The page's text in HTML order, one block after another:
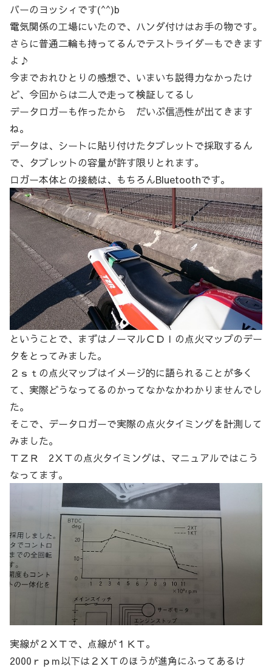
バーのヨッシィです(^^)b
電気関係の工場にいたので、ハンダ付けはお手の物です。
さらに普通二輪も持ってるんでテストライダーもできます
よ♪
今までおれひとりの感想で、いまいち説得力なかったけ
ど、今回からは二人で走って検証してるし
データロガーも作ったから だいぶ信憑性が出てきます
ね。
データは、シートに貼り付けたタブレットで採取するん
で、タブレットの容量が許す限りとれます。
ロガー本体との接続は、もちろんBluetoothです。
ということで、まずはノーマルＣＤＩの点火マップのデー
タをとってみました。
２ｓｔの点火マップはイメージ的に語られることが多く
て、実際どうなってるのかってなかなかわかりませんでし
た。
そこで、データロガーで実際の点火タイミングを計測して
みました。
ＴＺＲ 2ＸＴの点火タイミングは、マニュアルではこう
なってます。
実線が２ＸＴで、点線が１ＫＴ。
2000ｒｐｍ以下は２ＸＴのほうが進角にふってあるけ